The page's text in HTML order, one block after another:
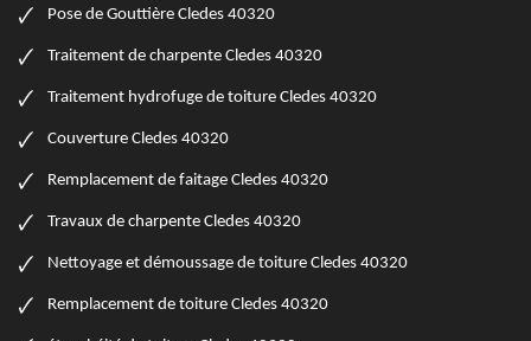
Pose de Gouttière Cledes 40320
Traitement de charpente Cledes 40320
Traitement hydrofuge de toiture Cledes 40320
Couverture Cledes 40320
Remplacement de faitage Cledes 40320
Travaux de charpente Cledes 40320
Nettoyage et démoussage de toiture Cledes 40320
Remplacement de toiture Cledes 40320